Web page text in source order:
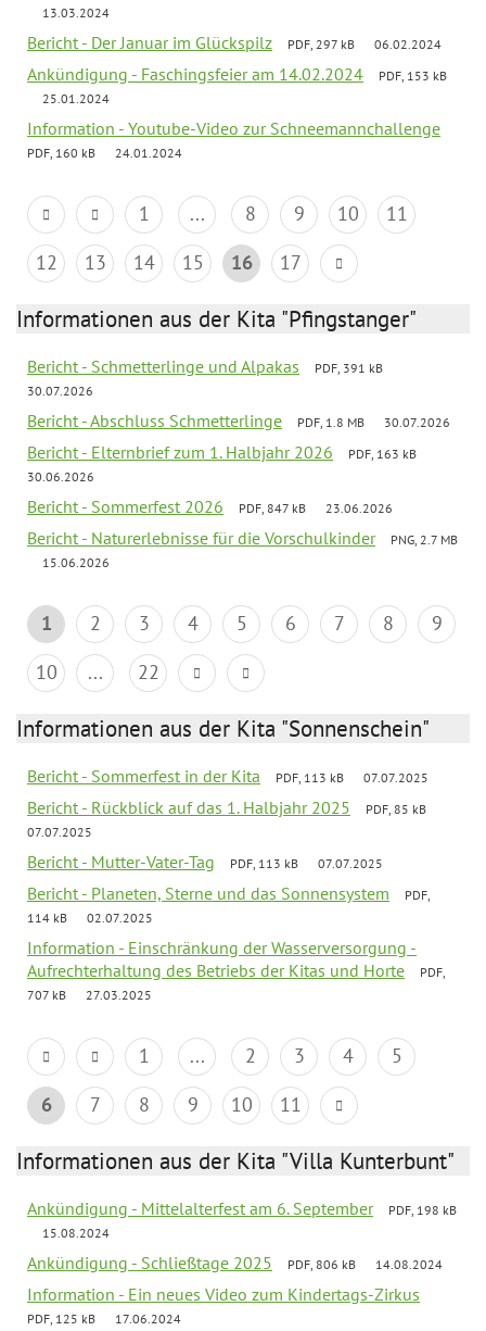
13.03.2024
Bericht - Der Januar im Glückspilz PDF, 297 kB 06.02.2024
Ankündigung - Faschingsfeier am 14.02.2024
PDF, 153 kB
25.01.2024
Information - Youtube-Video zur Schneemannchallenge
PDF, 160 kB 24.01.2024
1 ... 8 9 10
11
12
13 14 15 16 17
Informationen aus der Kita "Pfingstanger"
Bericht - Schmetterlinge und Alpakas
PDF, 391 kB
30.07.2026
Bericht - Abschluss Schmetterlinge PDF, 1.8 MB 30.07.2026
Bericht - Elternbrief zum 1. Halbjahr 2026
PDF, 163 kB
30.06.2026
Bericht - Sommerfest 2026 PDF, 847 kB 23.06.2026
Bericht - Naturerlebnisse für die Vorschulkinder
PNG, 2.7 MB
15.06.2026
1 2 3 4 5 6 7 8
9
10
... 22
Informationen aus der Kita "Sonnenschein"
Bericht - Sommerfest in der Kita PDF, 113 kB 07.07.2025
Bericht - Rückblick auf das 1. Halbjahr 2025
PDF, 85 kB
07.07.2025
Bericht - Mutter-Vater-Tag PDF, 113 kB 07.07.2025
Bericht - Planeten, Sterne und das Sonnensystem
PDF,
114 kB
02.07.2025
Information - Einschränkung der Wasserversorgung -
Aufrechterhaltung des Betriebs der Kitas und Horte
PDF,
707 kB
27.03.2025
1 ... 2 3 4
5
6
7 8 9 10 11
Informationen aus der Kita "Villa Kunterbunt"
Ankündigung - Mittelalterfest am 6. September
PDF, 198 kB
15.08.2024
Ankündigung - Schließtage 2025 PDF, 806 kB 14.08.2024
Information - Ein neues Video zum Kindertags-Zirkus
PDF, 125 kB 17.06.2024